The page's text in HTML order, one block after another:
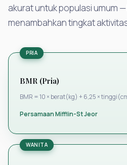
akurat untuk populasi umum
menambahkan tingkat
PRIA
BMR (Pria)
BMR = 10 × berat(kg) + 6,25 ×
Persamaan Mifflin-St Jeor
WANITA